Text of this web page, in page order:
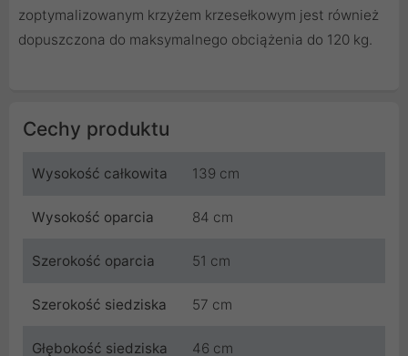
zoptymalizowanym krzyżem krzesełkowym jest również
dopuszczona do maksymalnego obciążenia do 120 kg.
Cechy produktu
Wysokość całkowita 139 cm
Wysokość oparcia 84 cm
Szerokość oparcia 51 cm
Szerokość siedziska 57 cm
Głębokość siedziska 46 cm